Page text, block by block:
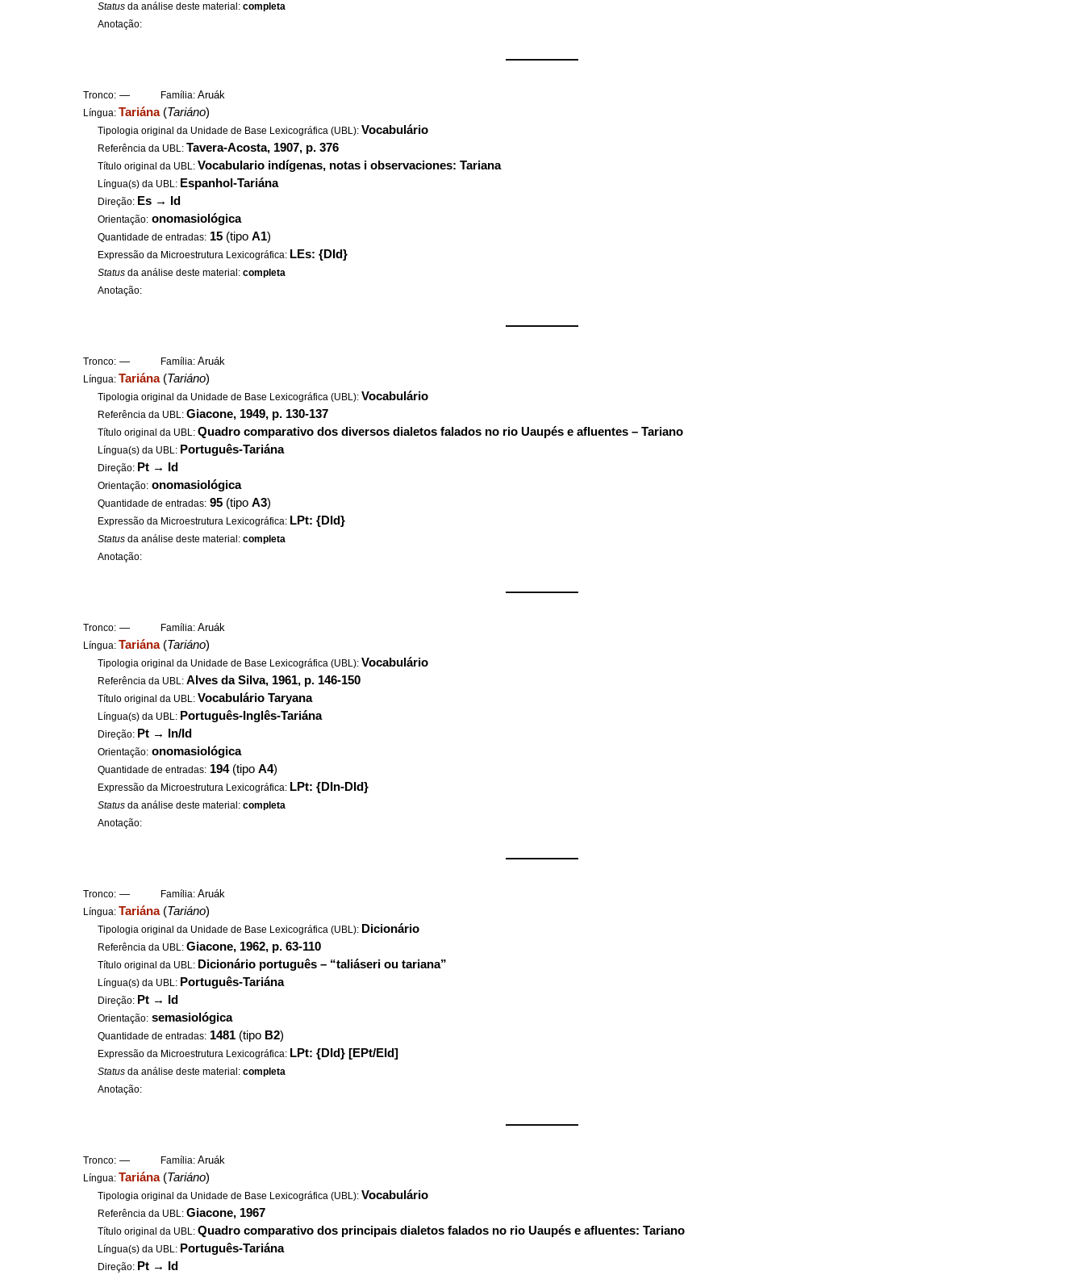
Status da análise deste material:completa
Anotação:
——————
Tronco:— Família:Aruák
Língua: Tariána(Tariáno)
Tipologia original da Unidade de Base Lexicográfica (UBL): Vocabulário
Referência da UBL: Tavera-Acosta, 1907, p. 376
Título original da UBL: Vocabulario indígenas, notas i observaciones: Tariana
Língua(s) da UBL: Espanhol-Tariána
Direção: Es → Id
Orientação: onomasiológica
Quantidade de entradas: 15 (tipoA1)
Expressão da Microestrutura Lexicográfica: LEs: {DId}
Status da análise deste material:completa
Anotação:
——————
Tronco:— Família:Aruák
Língua: Tariána(Tariáno)
Tipologia original da Unidade de Base Lexicográfica (UBL): Vocabulário
Referência da UBL:Giacone, 1949, p. 130-137
Título original da UBL:Quadro comparativo dos diversos dialetos falados no rio Uaupés e afluentes – Tariano
Língua(s) da UBL: Português-Tariána
Direção: Pt → Id
Orientação: onomasiológica
Quantidade de entradas: 95 (tipoA3)
Expressão da Microestrutura Lexicográfica: LPt: {DId}
Status da análise deste material:completa
Anotação:
——————
Tronco:— Família:Aruák
Língua: Tariána(Tariáno)
Tipologia original da Unidade de Base Lexicográfica (UBL): Vocabulário
Referência da UBL:Alves da Silva, 1961, p. 146-150
Título original da UBL: Vocabulário Taryana
Língua(s) da UBL: Português-Inglês-Tariána
Direção: Pt → In/Id
Orientação: onomasiológica
Quantidade de entradas: 194(tipoA4)
Expressão da Microestrutura Lexicográfica: LPt: {DIn-DId}
Status da análise deste material:completa
Anotação:
——————
Tronco:— Família:Aruák
Língua: Tariána(Tariáno)
Tipologia original da Unidade de Base Lexicográfica (UBL): Dicionário
Referência da UBL:Giacone, 1962, p. 63-110
Título original da UBL: Dicionário português – “taliáseri ou tariana”
Língua(s) da UBL: Português-Tariána
Direção: Pt → Id
Orientação: semasiológica
Quantidade de entradas: 1481 (tipo B2)
Expressão da Microestrutura Lexicográfica: LPt: {DId} [EPt/EId]
Status da análise deste material:completa
Anotação:
——————
Tronco:— Família:Aruák
Língua: Tariána(Tariáno)
Tipologia original da Unidade de Base Lexicográfica (UBL): Vocabulário
Referência da UBL:Giacone, 1967
Título original da UBL:Quadro comparativo dos principais dialetos falados no rio Uaupés e afluentes: Tariano
Língua(s) da UBL: Português-Tariána
Direção: Pt → Id